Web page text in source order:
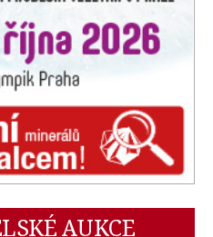
AUKCE